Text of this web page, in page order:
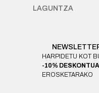
LAGUNTZA
HARPIDETU KOT
-10% DESKONTUA
EROSKETARAKO